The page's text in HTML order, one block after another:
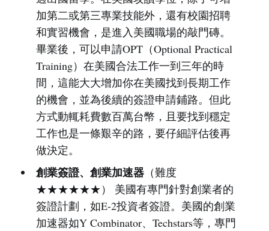
加第二或第三專業技能外，還有校園招聘
和實習機會，是進入美國職場的敲門磚。
畢業後，可以申請OPT（Optional Practical
Training）在美國合法工作一到三年的時
間，這能大大增加你在美國找到長期工作
的機會，並為後續的簽證申請鋪路。但此
方式動輒耗費數百萬台幣，且要找到穩定
工作也是一條艱辛的路，要仔細評估後再
做決定。
創業簽證、創業加速器（難度
★★★★★★） 美國有專門針對創業者的
簽證計劃，如E-2投資者簽證。美國的創業
加速器如Y Combinator、Techstars等，專門